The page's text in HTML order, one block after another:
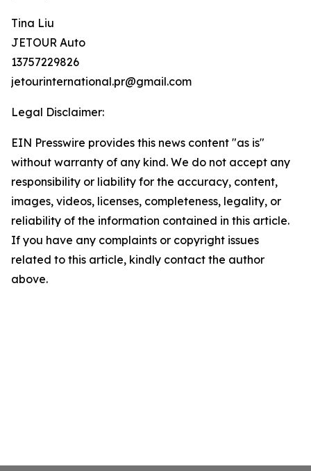
Tina Liu
JETOUR Auto
13757229826
jetourinternational.pr@gmail.com
Legal Disclaimer:
EIN Presswire provides this news content "as is"
without warranty of any kind. We do not accept any
responsibility or liability for the accuracy, content,
images, videos, licenses, completeness, legality, or
reliability of the information contained in this article.
If you have any complaints or copyright issues
related to this article, kindly contact the author
above.